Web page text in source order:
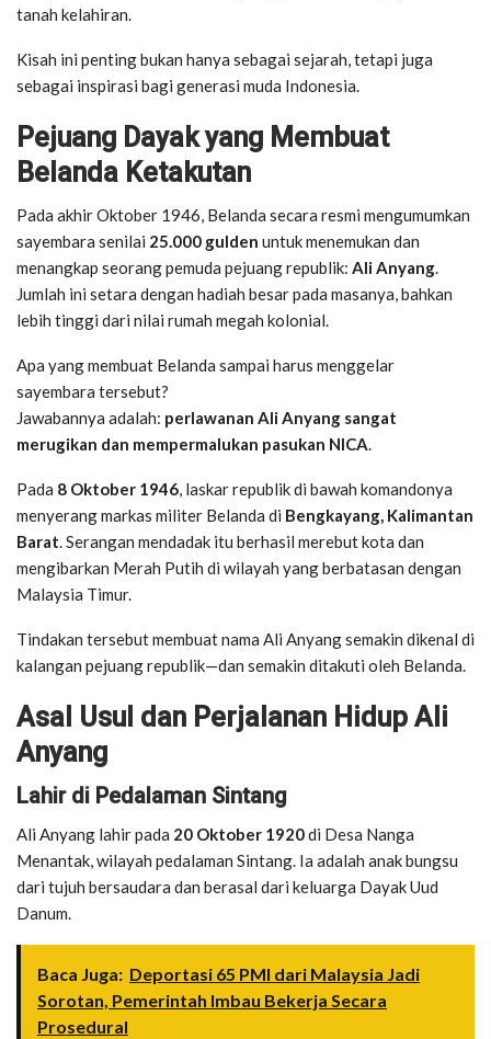
tanah kelahiran.
Kisah ini penting bukan hanya sebagai sejarah, tetapi juga
sebagai inspirasi bagi generasi muda Indonesia.
Pejuang Dayak yang Membuat
Belanda Ketakutan
Pada akhir Oktober 1946, Belanda secara resmi mengumumkan
sayembara senilai 25.000 gulden untuk menemukan dan
menangkap seorang pemuda pejuang republik: Ali Anyang.
Jumlah ini setara dengan hadiah besar pada masanya, bahkan
lebih tinggi dari nilai rumah megah kolonial.
Apa yang membuat Belanda sampai harus menggelar
sayembara tersebut?
Jawabannya adalah: perlawanan Ali Anyang sangat
merugikan dan mempermalukan pasukan NICA.
Pada 8 Oktober 1946, laskar republik di bawah komandonya
menyerang markas militer Belanda di Bengkayang, Kalimantan
Barat. Serangan mendadak itu berhasil merebut kota dan
mengibarkan Merah Putih di wilayah yang berbatasan dengan
Malaysia Timur.
Tindakan tersebut membuat nama Ali Anyang semakin dikenal di
kalangan pejuang republik—dan semakin ditakuti oleh Belanda.
Asal Usul dan Perjalanan Hidup Ali
Anyang
Lahir di Pedalaman Sintang
Ali Anyang lahir pada 20 Oktober 1920di Desa Nanga
Menantak, wilayah pedalaman Sintang. Ia adalah anak bungsu
dari tujuh bersaudara dan berasal dari keluarga Dayak Uud
Danum.
Baca Juga: Deportasi 65 PMI dari Malaysia Jadi
Sorotan, Pemerintah Imbau Bekerja Secara
Prosedural